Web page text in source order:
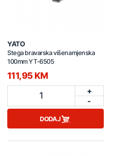
YATO
Stega bravarska višenamjenska
100mm YT-6505
111,95 KM
1
+
-
DODAJ